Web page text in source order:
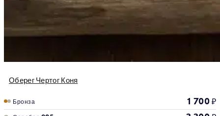
Оберег Чертог Коня
Бронза 1 700₽